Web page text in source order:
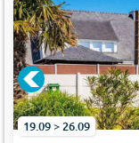
19.09 > 26.09